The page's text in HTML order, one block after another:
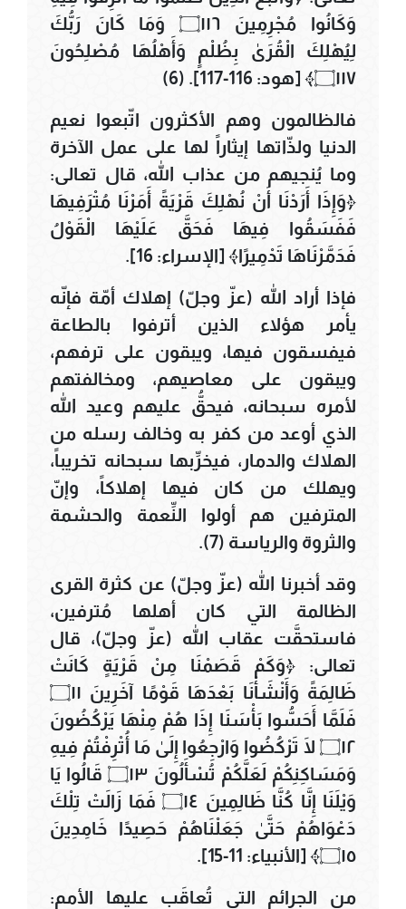
وَكَانُوا مُجْرِمِينَ ۝١١٦ وَمَا كَانَ رَبُّكَ
لِيُهْلِكَ الْقُرَىٰ بِظُلْمٍ وَأَهْلُهَا مُصْلِحُونَ
۝١١٧﴾ [هود: 116-117]. (6)
فالظالمون وهم الأكثرون اتّبعوا نعيم
الدنيا ولذّاتها إيثاراً لها على عمل الآخرة
وما يُنجيهم من عذاب الله، قال تعالى:
﴿وَإِذَا أَرَدْنَا أَنْ نُهْلِكَ قَرْيَةً أَمَرْنَا مُتْرَفِيهَا
فَفَسَقُوا فِيهَا فَحَقَّ عَلَيْهَا الْقَوْلُ
فَدَمَّرْنَاهَا تَدْمِيرًا﴾ [الإسراء: 16].
فإذا أراد الله (عزّ وجلّ) إهلاك أمّة فإنّه
يأمر هؤلاء الذين أترفوا بالطاعة
فيفسقون فيها، ويبقون على ترفهم،
ويبقون على معاصيهم، ومخالفتهم
لأمره سبحانه، فيحقُّ عليهم وعيد الله
الذي أوعد من كفر به وخالف رسله من
الهلاك والدمار، فيخرِّبها سبحانه تخريباً،
ويهلك من كان فيها إهلاكاً، وإنّ
المترفين هم أولوا النِّعمة والحشمة
والثروة والرياسة (7).
وقد أخبرنا الله (عزّ وجلّ) عن كثرة القرى
الظالمة التي كان أهلها مُترفين،
فاستحقَّت عقاب الله (عزّ وجلّ)، قال
تعالى: ﴿وَكَمْ قَصَمْنَا مِنْ قَرْيَةٍ كَانَتْ
ظَالِمَةً وَأَنْشَأْنَا بَعْدَهَا قَوْمًا آخَرِينَ ۝١١
فَلَمَّا أَحَسُّوا بَأْسَنَا إِذَا هُمْ مِنْهَا يَرْكُضُونَ
۝١٢ لَا تَرْكُضُوا وَارْجِعُوا إِلَىٰ مَا أُتْرِفْتُمْ فِيهِ
وَمَسَاكِنِكُمْ لَعَلَّكُمْ تُسْأَلُونَ ۝١٣ قَالُوا يَا
وَيْلَنَا إِنَّا كُنَّا ظَالِمِينَ ۝١٤ فَمَا زَالَتْ تِلْكَ
دَعْوَاهُمْ حَتَّىٰ جَعَلْنَاهُمْ حَصِيدًا خَامِدِينَ
۝١٥﴾ [الأنبياء: 11-15].
من الجرائم التي تُعاقَب عليها الأمم: